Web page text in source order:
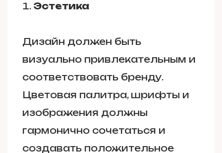
Эстетика
Дизайн должен быть
визуально привлекательным и
соответствовать бренду.
Цветовая палитра, шрифты и
изображения должны
гармонично сочетаться и
создавать положительное